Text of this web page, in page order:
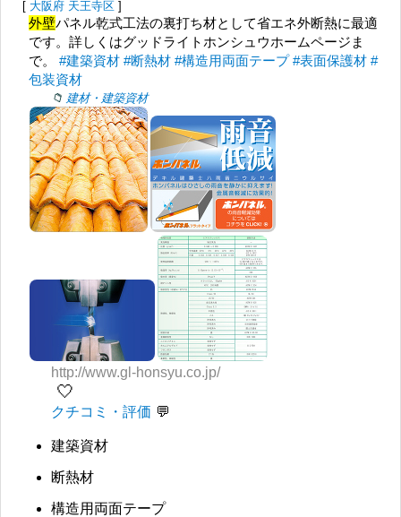
[ 大阪府 天王寺区 ]
外壁パネル乾式工法の裏打ち材として省エネ外断熱に最適
です。詳しくはグッドライトホンシュウホームページま
で。#建築資材 #断熱材 #構造用両面テープ #表面保護材 #
包装資材
建材・建築資材
http://www.gl-honsyu.co.jp/
🤍
クチコミ・評価
建築資材
断熱材
構造用両面テープ